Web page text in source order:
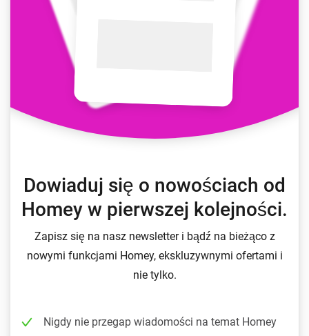
Dowiaduj się o nowościach od
Homey w pierwszej kolejności.
Zapisz się na nasz newsletter i bądź na bieżąco z
nowymi funkcjami Homey, ekskluzywnymi ofertami i
nie tylko.
Nigdy nie przegap wiadomości na temat Homey